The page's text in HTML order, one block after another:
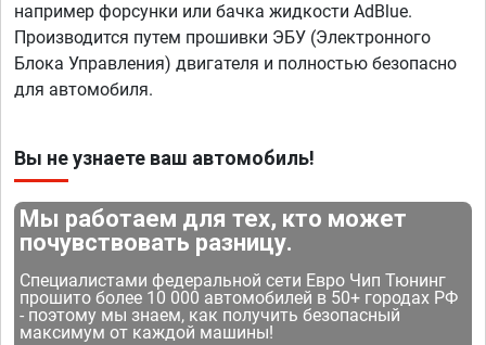
например форсунки или бачка жидкости AdBlue.
Производится путем прошивки ЭБУ (Электронного
Блока Управления) двигателя и полностью безопасно
для автомобиля.
Вы не узнаете ваш автомобиль!
Мы работаем для тех, кто может
почувствовать разницу.
Специалистами федеральной сети Евро Чип Тюнинг
прошито более 10 000 автомобилей в 50+ городах РФ
- поэтому мы знаем, как получить безопасный
максимум от каждой машины!